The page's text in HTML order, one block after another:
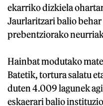
ekarriko dizkiela
Jaurlaritzari balio
prebentziorako
Hainbat modutako
Batetik, tortura salatu
duten 4.009 lagunek
eskaerari balio